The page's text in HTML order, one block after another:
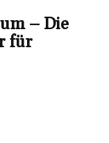
– Die
für